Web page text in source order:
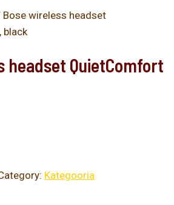
Bose wireless headset
black
headset QuietComfort
Kategooria